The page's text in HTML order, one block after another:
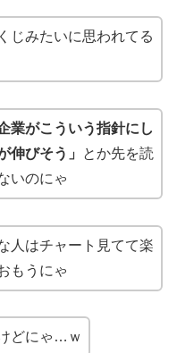
じみたいに思われてる
業がこういう指針にし
伸びそう」
とか先を読
いのにゃ
人はチャート見てて楽
もうにゃ
どにゃ…ｗ